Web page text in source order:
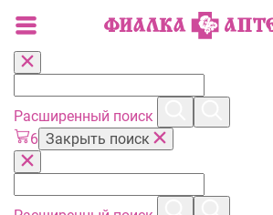
Расширенный поиск
6 Закрыть поиск